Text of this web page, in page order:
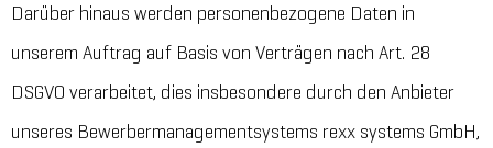
Darüber hinaus werden personenbezogene Daten in
unserem Auftrag auf Basis von Verträgen nach Art. 28
DSGVO verarbeitet, dies insbesondere durch den Anbieter
unseres Bewerbermanagementsystems rexx systems GmbH,